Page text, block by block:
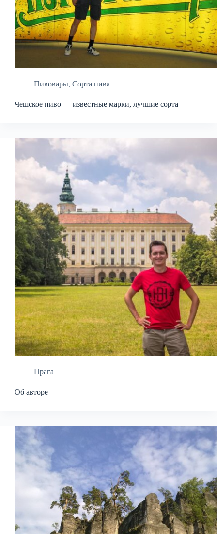
Пивовары, Сорта пива
Чешское пиво — известные марки, лучшие сорта
Прага
Об авторе